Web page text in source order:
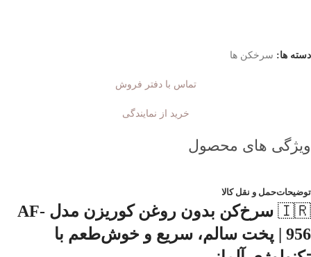
دسته ها: سرخکن ها
تماس با دفتر فروش
خرید از نمایندگی
ویژگی های محصول
توضیحاتحمل و نقل کالا
🇮🇷
سرخ‌کن بدون روغن کوریزن مدل AF-
956 | پخت سالم، سریع و خوش‌طعم با